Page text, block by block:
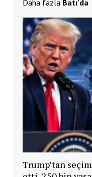
Daha fazla Batı'da
Trump’tan